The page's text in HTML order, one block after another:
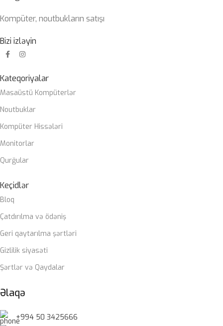
Kompüter, noutbukların satışı
Bizi izləyin
Kateqoriyalar
Masaüstü Kompüterlər
Noutbuklar
Kompüter Hissələri
Monitorlar
Qurğular
Keçidlər
Bloq
Çatdırılma və ödəniş
Geri qaytarılma şərtləri
Gizlilik siyasəti
Şərtlər və Qaydalar
Əlaqə
+994 50 3425666